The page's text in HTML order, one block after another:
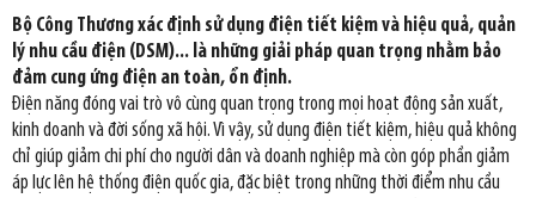
Bộ Công Thương xác định sử dụng điện tiết kiệm và hiệu quả, quản
lý nhu cầu điện (DSM)... là những giải pháp quan trọng nhằm bảo
đảm cung ứng điện an toàn, ổn định.
Điện năng đóng vai trò vô cùng quan trọng trong mọi hoạt động sản xuất,
kinh doanh và đời sống xã hội. Vì vậy, sử dụng điện tiết kiệm, hiệu quả không
chỉ giúp giảm chi phí cho người dân và doanh nghiệp mà còn góp phần giảm
áp lực lên hệ thống điện quốc gia, đặc biệt trong những thời điểm nhu cầu